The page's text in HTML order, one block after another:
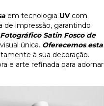
em tecnologia UVcom
de impressão, garantindo
Satin Fosco de
única. Oferecemos esta
à sua decoração.
e arte refinada para adornar